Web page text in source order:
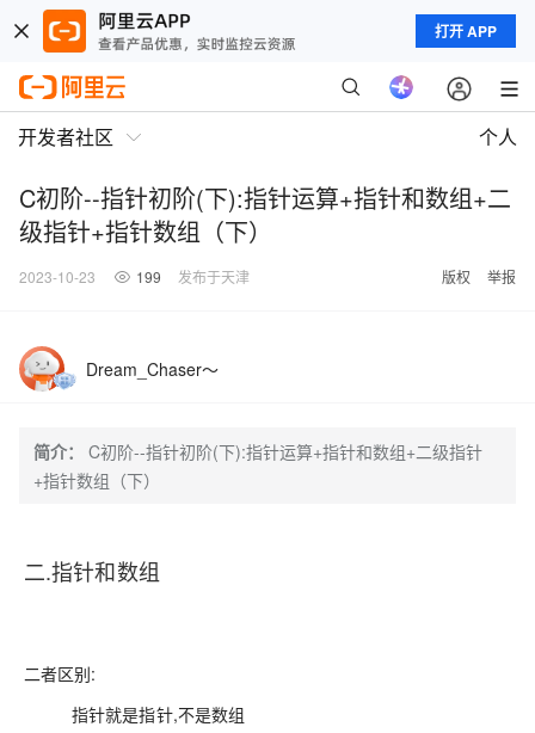
打开 APP
开发者社区 个人
C初阶--指针初阶(下):指针运算+指针和数组+二
级指针+指针数组（下）
2023-10-23 199 发布于天津 版权 举报
Dream_Chaser～
简介：
C初阶--指针初阶(下):指针运算+指针和数组+二级指针
+指针数组（下）
二.指针和数组
二者区别:
指针就是指针,不是数组